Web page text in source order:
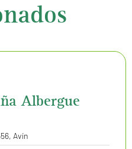
Albergue
Avín